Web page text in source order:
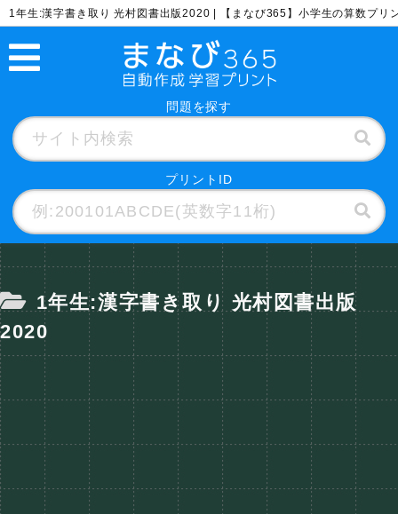
1年生:漢字書き取り 光村図書出版2020 | 【まなび365】小学生の算数プリ
問題を探す
プリントID
1年生:漢字書き取り 光村図書出版
2020